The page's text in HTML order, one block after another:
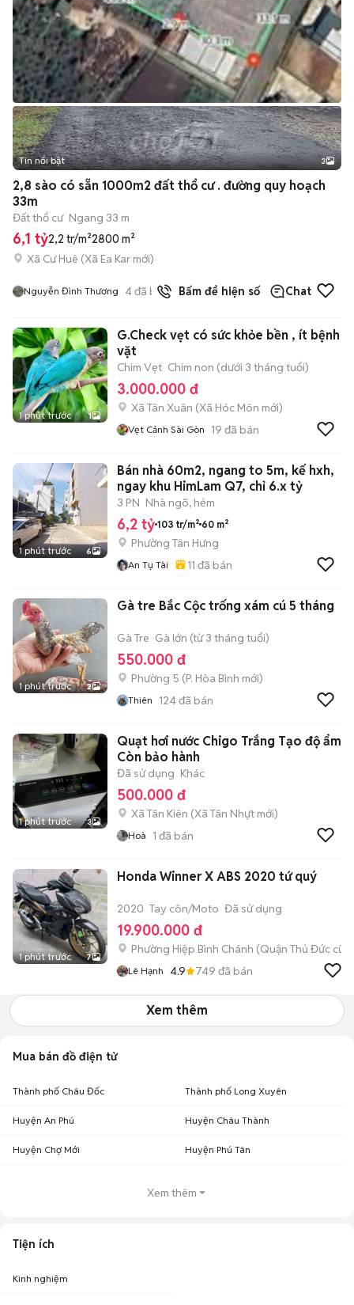
Tin nổi bật 3
2,8 sào có sẵn 1000m2 đất thổ cư . đường quy hoạch
33m
Đất thổ cư Ngang 33 m
6,1 tỷ2,2 tr/m²2800 m²
Xã Cư Huê (Xã Ea Kar mới)
Nguyễn Đình Thương 4đã bán Bấm để hiện số Chat
1 phút trước 1
G.Check vẹt có sức khỏe bền , ít bệnh
vặt
Chim Vẹt Chim non (dưới 3 tháng tuổi)
3.000.000 đ
Xã Tân Xuân (Xã Hóc Môn mới)
Vẹt Cảnh Sài Gòn 19 đã bán
1 phút trước 6
Bán nhà 60m2, ngang to 5m, kế hxh,
ngay khu HimLam Q7, chỉ 6.x tỷ
3 PN Nhà ngõ, hẻm
6,2 tỷ 103 tr/m² 60 m²
Phường Tân Hưng
An Tụ Tài 11 đã bán
1 phút trước 2
Gà tre Bắc Cộc trống xám cú 5 tháng
Gà Tre Gà lớn (từ 3 tháng tuổi)
550.000 đ
Phường 5 (P. Hòa Bình mới)
Thiên 124đã bán
1 phút trước 3
Quạt hơi nước Chigo Trắng Tạo độ ẩm
Còn bảo hành
Đã sử dụng Khác
500.000 đ
Xã Tân Kiên (Xã Tân Nhựt mới)
Hoà 1 đã bán
1 phút trước 7
Honda Winner X ABS 2020 tứ quý
2020 Tay côn/Moto Đã sử dụng
19.900.000 đ
Phường Hiệp Bình Chánh (Quận Thủ Đức cũ)
Lê Hạnh 4.9 749 đã bán
Xem thêm
Mua bán đồ điện tử
Thành phố Châu Đốc Thành phố Long Xuyên
Huyện An Phú Huyện Châu Thành
Huyện Chợ Mới Huyện Phú Tân
Xem thêm
Tiện ích
Kinh nghiệm